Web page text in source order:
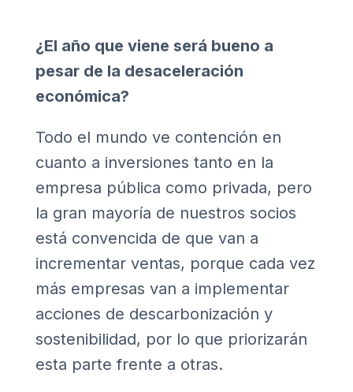
¿El año que viene será bueno a
pesar de la desaceleración
económica?
Todo el mundo ve contención en
cuanto a inversiones tanto en la
empresa pública como privada, pero
la gran mayoría de nuestros socios
está convencida de que van a
incrementar ventas, porque cada vez
más empresas van a implementar
acciones de descarbonización y
sostenibilidad, por lo que priorizarán
esta parte frente a otras.